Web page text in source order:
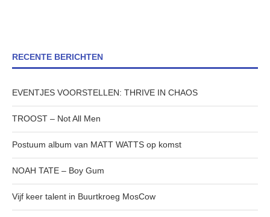
RECENTE BERICHTEN
EVENTJES VOORSTELLEN: THRIVE IN CHAOS
TROOST – Not All Men
Postuum album van MATT WATTS op komst
NOAH TATE – Boy Gum
Vijf keer talent in Buurtkroeg MosCow